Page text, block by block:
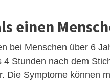
einen
bei Menschen über 6
Stunden nach dem
Die Symptome können